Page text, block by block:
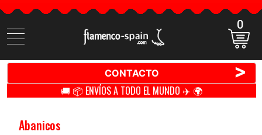
Buscar
productos
0
CONTACTO >
🚚 📦 ENVÍOS A TODO EL MUNDO ✈️ 🌍
Abanicos